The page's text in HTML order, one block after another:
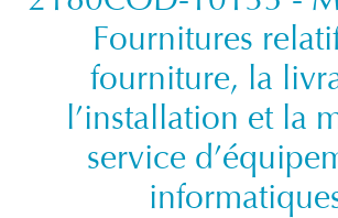
Fournitures
fourniture, la
l’installation et la
service